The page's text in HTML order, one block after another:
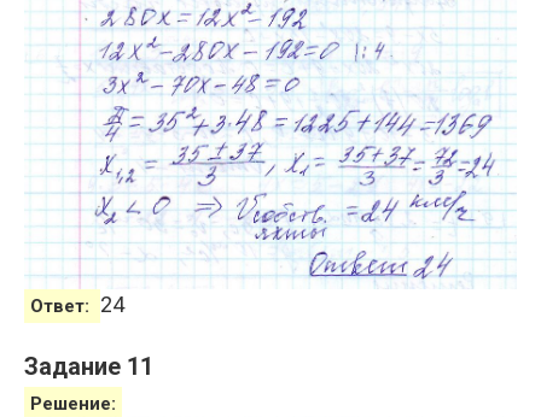
Ответ: 24
Задание 11
Решение: